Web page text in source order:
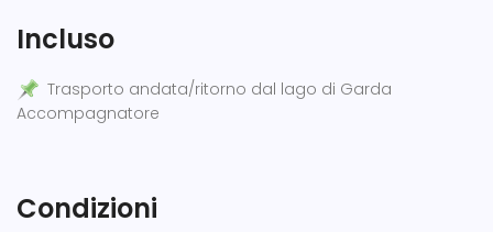
Incluso
Trasporto andata/ritorno dal lago di Garda
Accompagnatore
Condizioni